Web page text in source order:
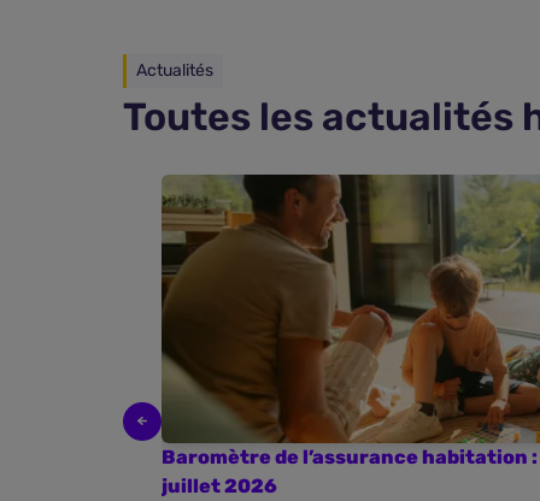
Actualités
Toutes les actualités
Baromètre de l’assurance habitation
juillet 2026